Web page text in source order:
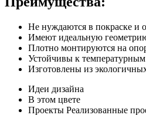
Не нуждаются в покраске и
Имеют идеальную
Плотно монтируются на
Устойчивы к
Изготовлены из
Идеи дизайна
В этом цвете
Проекты Реализованные